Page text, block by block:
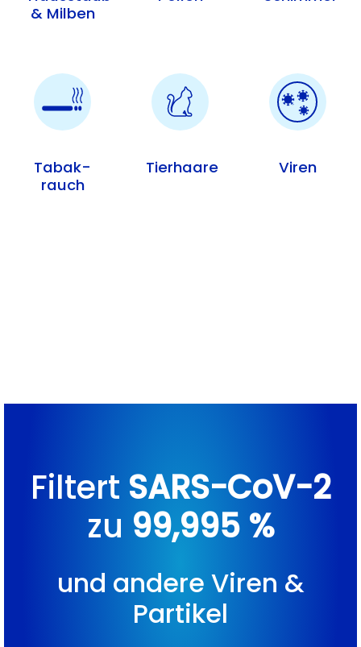
& Milben
Tabak­
rauch
Tierhaare Viren
Filtert SARS-CoV-2
zu 99,995 %
und andere Viren &
Partikel